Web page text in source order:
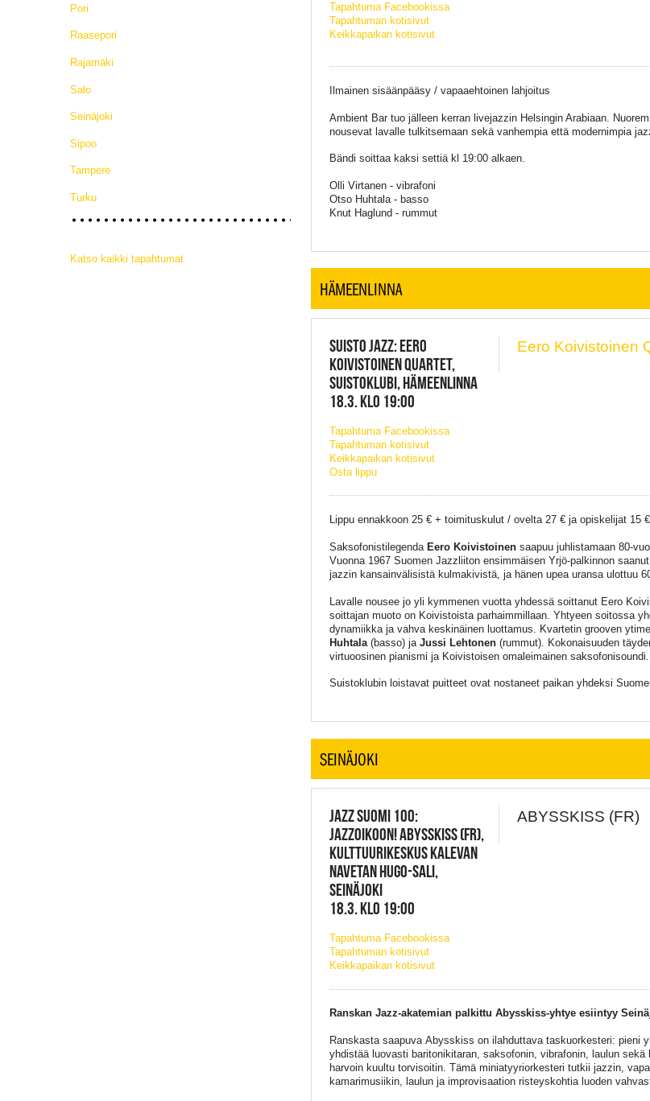
Pori
Raasepori
Rajamäki
Salo
Seinäjoki
Sipoo
Tampere
Turku
Katso kaikki tapahtumat
Tapahtuma Facebookissa
Tapahtuman kotisivut
Keikkapaikan kotisivut
Ilmainen sisäänpääsy / vapaaehtoinen lahjoitus
Ambient Bar tuo jälleen kerran livejazzin Helsingin Arabiaan.
nousevat lavalle tulkitsemaan sekä vanhempia että modernimpia
Bändi soittaa kaksi settiä kl 19:00 alkaen.
Olli Virtanen - vibrafoni
Otso Huhtala - basso
Knut Haglund - rummut
HÄMEENLINNA
SUISTO JAZZ: EERO
KOIVISTOINEN QUARTET,
SUISTOKLUBI, HÄMEENLINNA
18.3. KLO 19:00
Tapahtuma Facebookissa
Tapahtuman kotisivut
Keikkapaikan kotisivut
Osta lippu
Eero Koivistoinen
Lippu ennakkoon 25 € + toimituskulut / ovelta 27 € ja opiskelijat 15 €
Saksofonistilegenda Eero Koivistoinensaapuu juhlistamaan 80-
Vuonna 1967 Suomen Jazzliiton ensimmäisen Yrjö-palkinnon
jazzin kansainvälisistä kulmakivistä, ja hänen upea uransa ulottuu
Lavalle nousee jo yli kymmenen vuotta yhdessä soittanut Eero
soittajan muoto on Koivistoista parhaimmillaan. Yhtyeen soitossa
dynamiikka ja vahva keskinäinen luottamus. Kvartetin grooven
Huhtala(basso) ja Jussi Lehtonen(rummut). Kokonaisuuden
virtuoosinen pianismi ja Koivistoisen omaleimainen saksofonisoundi.
Suistoklubin loistavat puitteet ovat nostaneet paikan yhdeksi
SEINÄJOKI
JAZZ SUOMI 100:
JAZZOIKOON! ABYSSKISS (FR),
KULTTUURIKESKUS KALEVAN
NAVETAN HUGO-SALI,
SEINÄJOKI
18.3. KLO 19:00
Tapahtuma Facebookissa
Tapahtuman kotisivut
Keikkapaikan kotisivut
ABYSSKISS (FR)
Ranskan Jazz-akatemian palkittu Abysskiss-yhtye esiintyy
Ranskasta saapuva Abysskiss on ilahduttava taskuorkesteri: pieni
yhdistää luovasti baritonikitaran, saksofonin, vibrafonin, laulun sekä
harvoin kuultu torvisoitin. Tämä miniatyyriorkesteri tutkii jazzin,
kamarimusiikin, laulun ja improvisaation risteyskohtia luoden